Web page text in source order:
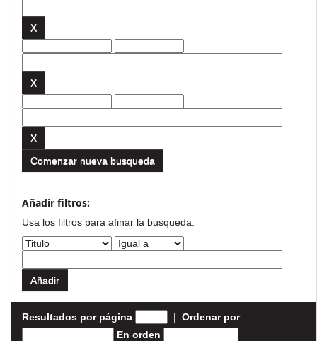
Comenzar nueva busqueda
Añadir filtros:
Usa los filtros para afinar la busqueda.
Resultados por página | Ordenar por
En orden